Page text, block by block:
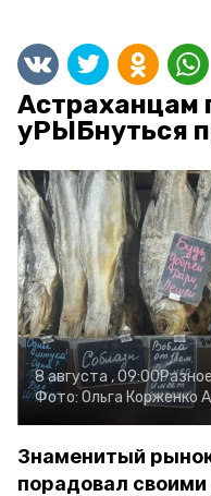
Астраханцам
уРЫБнуться
8 августа , 09:00Разное
Фото: Ольга Корженко
Знаменитый
порадовал